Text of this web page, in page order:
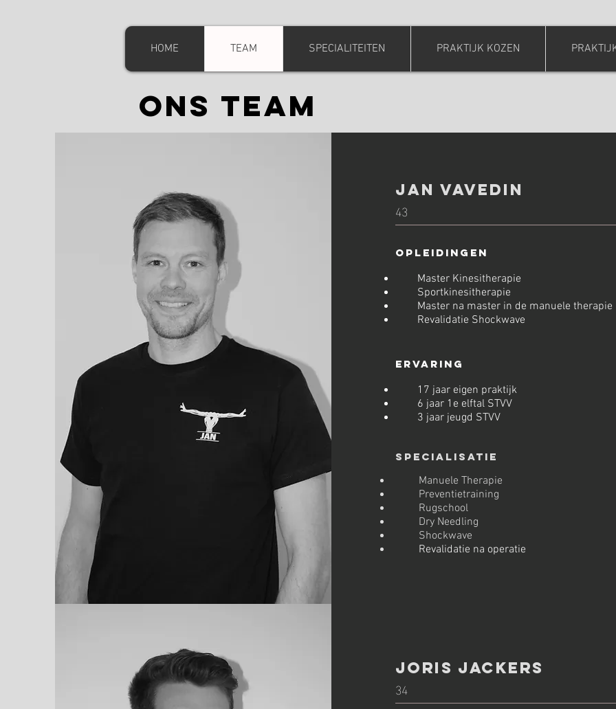
HOME TEAM SPECIALITEITEN PRAKTIJK KOZEN
ONS TEAM
Jan Vavedin
43
Opleidingen
Master Kinesitherapie
Sportkinesitherapie
Master na master in de manuele therapie
Revalidatie Shockwave
Ervaring
17 jaar eigen praktijk
6 jaar 1e elftal STVV
3 jaar jeugd STVV
Specialisatie
Manuele Therapie
Preventietraining
Rugschool
Dry Needling
Shockwave
Revalidatie na operatie
Joris Jackers
34